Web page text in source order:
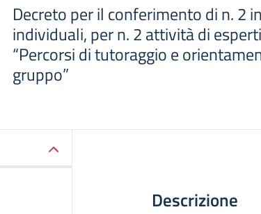
Decreto per il conferimento di n. 2
individuali, per n. 2 attività di
“Percorsi di tutoraggio e
gruppo”
Descrizione